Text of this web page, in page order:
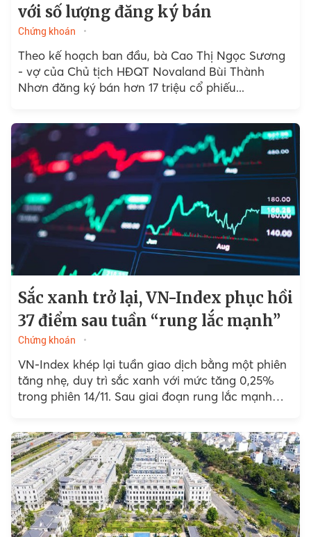
với số lượng đăng ký bán
Chứng khoán
Theo kế hoạch ban đầu, bà Cao Thị Ngọc Sương
- vợ của Chủ tịch HĐQT Novaland Bùi Thành
Nhơn đăng ký bán hơn 17 triệu cổ phiếu...
Sắc xanh trở lại, VN-Index phục hồi
37 điểm sau tuần “rung lắc mạnh”
Chứng khoán
VN-Index khép lại tuần giao dịch bằng một phiên
tăng nhẹ, duy trì sắc xanh với mức tăng 0,25%
trong phiên 14/11. Sau giai đoạn rung lắc mạnh